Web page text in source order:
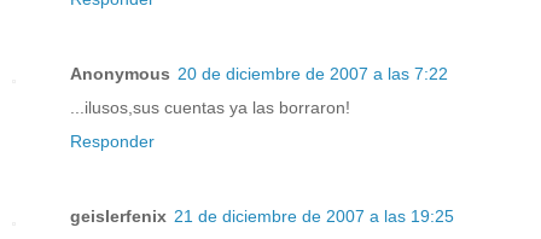
Anonymous 20 de diciembre de 2007 a las 7:22
...ilusos,sus cuentas ya las borraron!
Responder
geislerfenix 21 de diciembre de 2007 a las 19:25